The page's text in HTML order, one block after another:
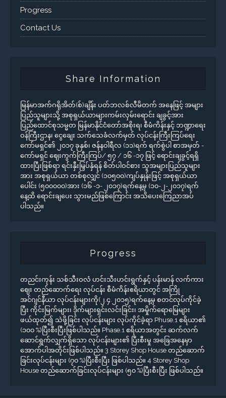
Progress
Contact Us
Share Information
မြန်မာအက်ဂရိုအိတ်(စ်)ချိန်း ပတ်ဘလစ်လီမိတက် အနေဖြင့် အများ
ပြည်သူများသို့ အစုရှယ်ယာများကမ်းလှမ်းရောင်း ချခွင့်အား
ပြည်ထောင်စုသမ္မတ မြန်မာနိုင်ငံတော်အစိုးရ၊ စီမံကိန်းနှင့် ဘဏ္ဍာရေး
ဝန်ကြီးဌာန၊ ငွေချေး သက်သေခံလက်မှတ် လုပ်ငန်းကြီးကြပ်ရေး
ကော်မရှင်၏ ၂၀၁၇ ခုနှစ်၊ ဇန်နဝါရီလ (၁၁)ရက် ရက်စွဲပါ စာအမှတ် -
ကော်မရှင် ဈေးကွက်ကြီးကြပ်/ ၅၇ / ၁၆ -၁၇ ဖြင့် ရောင်းချခွင့်ရရှိ
ထားပြီးဖြစ်ရာ ရင်းနှီးမြှပ်နှံရန် စိတ်ပါဝင်စား သူအများပြည်သူများ
အား အစုရှယ်ယာ တစ်စုလျှင် (၁၀၅၀၀)ကျပ်နှုန်းဖြင့် အစုရှယ်ယာ
ပေါင်း (၅၀၀၀၀၀)အား (၁၆ -၁- ၂၀၁၇)ရက်နေ့မှ (၁၀-၂-၂၀၁၇)ရက်
နေ့ထိ ရောင်းချပေး သွားမည်ဖြစ်ကြောင်း အသိပေးကြေညာအပ်
ပါသည်။
Progress
တညင်းကုန်း သစ်သီးဝလံ ဟင်းသီးဟင်းရွက်နှင့် ပန်းမာန် လက်ကား
ဈေး တည်ဆောက်ရေး လုပ်ငန်း စီမံကိန်းဧရိယာတွင် အကြို
အင်ဂျင်နီယာ လုပ်ငန်းများကို(၂.၄.၂၀၁၅)ရက်နေ့မှ စတင်လုပ်ကိုင်ခဲ့
ပြီး ကိုင်းမြက်များ၊ ဒိုက်များရှင်းလင်းခြင်း၊ အမှိုက်ရောမြေများ
ဖယ်ထုတ်၍ သဲဖို့ခြင်း လုပ်ငန်းများ လုပ်ကိုင်ခဲ့ရာ Phuse.1 ဧရိယာ၏
(၁၀၀ %)ပြီးစီးပြီးဖြစ်ပါသည်။ Phase.1 ဧရိယာအတွင်း ဆက်လက်
ဆောင်ရွက်လျှက်ရှိသော လုပ်ငန်းများ၏ ပြီးစီးမှု အခြေအနေမှာ
အောက်ပါအတိုင်းဖြစ်ပါသည်။ 3 Storey Shop House တည်ဆောက်
ခြင်းလုပ်ငန်းများ (၇၀ %)ပြီးစီးပြီး ဖြစ်ပါသည်။ 4 Storey Shop
House တည်ဆောက်ခြင်းလုပ်ငန်းများ (၅၀ %)ပြီးစီးပြီး ဖြစ်ပါသည်။